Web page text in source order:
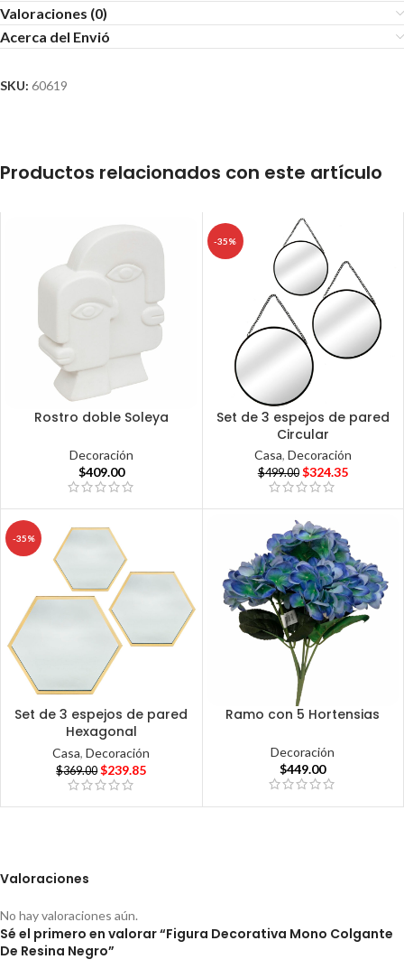
Valoraciones (0)
Acerca del Envió
SKU: 60619
Productos relacionados con este artículo
Rostro doble Soleya
Decoración
$409.00
-35%
Set de 3 espejos de pared
Circular
Casa, Decoración
$499.00 $324.35
-35%
Set de 3 espejos de pared
Hexagonal
Casa,Decoración
$369.00 $239.85
Ramo con 5 Hortensias
Decoración
$449.00
Valoraciones
No hay valoraciones aún.
Sé el primero en valorar “Figura Decorativa Mono Colgante
De Resina Negro”